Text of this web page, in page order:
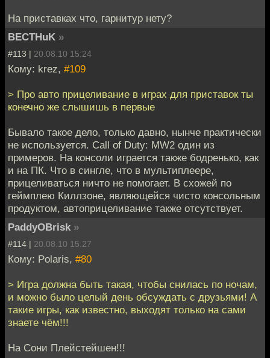
На приставках что, гарнитур нету?
BECTHuK »
#113 | 20.08.10 15:24
Кому: krez, #109
> Про авто прицеливание в играх для приставок ты
конечно же слышишь в первые
Бывало такое дело, только давно, нынче практически
не используется. Call of Duty: MW2 один из
примеров. На консоли играется также бодренько, как
и на ПК. Что в сингле, что в мультиплеере,
прицеливаться ничто не помогает. В схожей по
геймплею Киллзоне, являющейся чисто консольным
продуктом, автоприцеливание также отсутствует.
PaddyOBrisk »
#114 | 20.08.10 15:27
Кому: Polaris, #80
> Игра должна быть такая, чтобы снилась по ночам,
и можно было целый день обсуждать с друзьями! А
такие игры, как известно, выходят только на сами
знаете чём!!!
На Сони Плейстейшен!!!